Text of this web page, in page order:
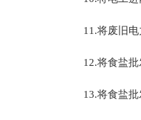
11.将废旧电力
12.将食盐批发
13.将食盐批发